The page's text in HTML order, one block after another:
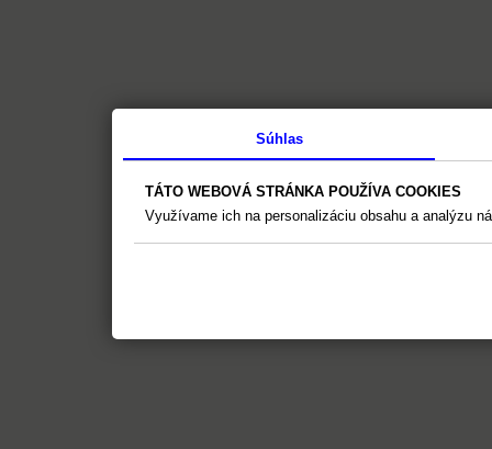
Súhlas
TÁTO WEBOVÁ STRÁNKA POUŽÍVA COOKIES
Využívame ich na personalizáciu obsahu a analýzu